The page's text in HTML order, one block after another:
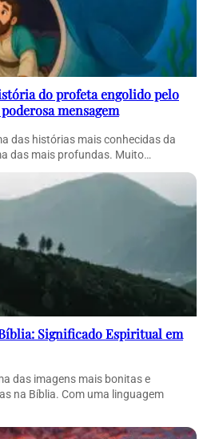
do profeta engolido pelo
mensagem
das histórias mais conhecidas da
das mais profundas. Muito…
Significado Espiritual em
das imagens mais bonitas e
na Bíblia. Com uma linguagem